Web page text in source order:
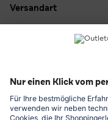
Versandart